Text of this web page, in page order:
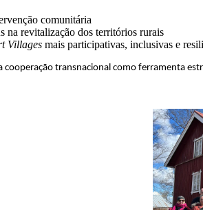
comunitária
na revitalização dos territórios rurais
Villages mais participativas, inclusivas e
cooperação transnacional como ferramenta